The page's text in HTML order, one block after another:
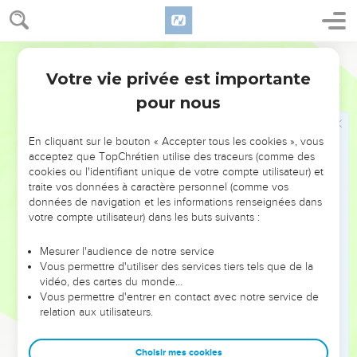
NE MANQUEZ PAS L’ÉVÉNEMENT
DE L’ANNÉE !
ET SI LEURS ERREURS POUVAIENT VOUS ÉVITER LES
VOTRES ?
leur foi ou leur vision. Mais on voit moins les doutes, les erreurs
et les saisons difficiles qu'ils ont traversés, alors même que ce
sont elles qui les ont façonnés.
Dans cette conférence, leaders, entrepreneurs, et responsables
clés pour avancer avec plus de sagesse afin que leurs erreurs
Votre vie privée est importante
pour nous
En cliquant sur le bouton « Accepter tous les cookies », vous
acceptez que TopChrétien utilise des traceurs (comme des
cookies ou l'identifiant unique de votre compte utilisateur) et
traite vos données à caractère personnel (comme vos
données de navigation et les informations renseignées dans
votre compte utilisateur) dans les buts suivants :
Mesurer l'audience de notre service
Vous permettre d'utiliser des services tiers tels que de la
vidéo, des cartes du monde…
Vous permettre d'entrer en contact avec notre service de
relation aux utilisateurs.
Choisir mes cookies